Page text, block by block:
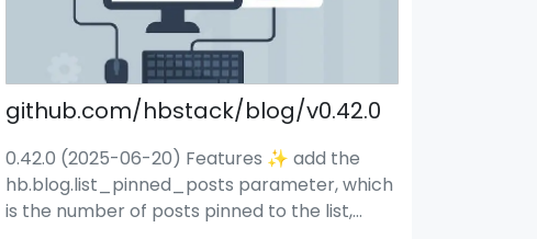
github.com/hbstack/blog/v0.42.0
0.42.0 (2025-06-20) Features ✨ add the
hb.blog.list_pinned_posts parameter, which
is the number of posts pinned to the list,